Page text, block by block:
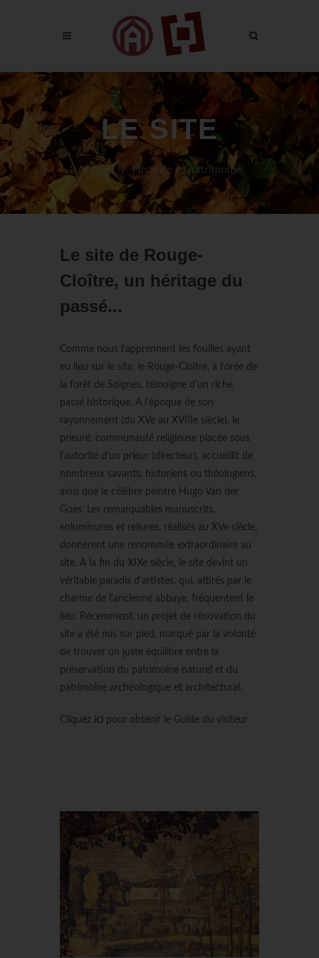
LE SITE
Accueil Histoire et patrimoine
Le site de Rouge-
Cloître, un héritage du
passé...
Comme nous l'apprennent les fouilles ayant
eu lieu sur le site, le Rouge-Cloître, à l'orée de
la forêt de Soignes, témoigne d'un riche
passé historique. A l'époque de son
rayonnement (du XVe au XVIIIe siècle), le
prieuré, communauté religieuse placée sous
l'autorité d'un prieur (directeur), accueillit de
nombreux savants, historiens ou théologiens,
ainsi que le célèbre peintre Hugo Van der
Goes. Les remarquables manuscrits,
enluminures et reliures, réalisés au XVe siècle,
donnèrent une renommée extraordinaire au
site. A la fin du XIXe siècle, le site devint un
véritable paradis d'artistes, qui, attirés par le
charme de l'ancienne abbaye, fréquentent le
lieu. Récemment, un projet de rénovation du
site a été mis sur pied, marqué par la volonté
de trouver un juste équilibre entre la
préservation du patrimoine naturel et du
patrimoine archéologique et architectural.
Cliquez ici pour obtenir le Guide du visiteur